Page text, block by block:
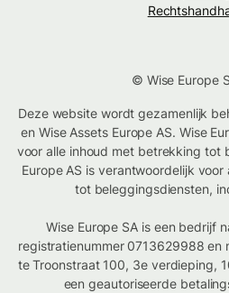
© Wise Europe
Deze website wordt gezamenlijk
en Wise Assets Europe AS. Wise
voor alle inhoud met betrekking tot
Europe AS is verantwoordelijk
tot beleggingsdiensten,
Wise Europe SA is een bedrijf
registratienummer 0713629988 en
te Troonstraat 100, 3e verdieping,
een geautoriseerde